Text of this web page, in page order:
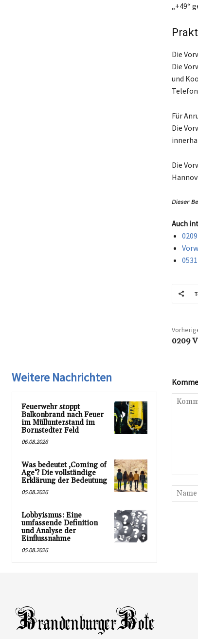
„+49“
Die
Die
und
Für
Die
Die
Auch
0209
Weitere Nachrichten
Feuerwehr stoppt
Balkonbrand nach Feuer
im Müllunterstand im
Bornstedter Feld
06.08.2026
Was bedeutet ‚Coming of
Age‘? Die vollständige
Erklärung der Bedeutung
05.08.2026
Lobbyismus: Eine
umfassende Definition
und Analyse der
Einflussnahme
05.08.2026